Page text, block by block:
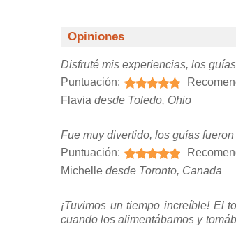
Opiniones
Disfruté mis experiencias, los
Puntuación:
Flavia desde Toledo, Ohio
Fue muy divertido, los guías
Puntuación:
Michelle desde Toronto, Canada
¡Tuvimos un tiempo increíble! El
cuando los alimentábamos y